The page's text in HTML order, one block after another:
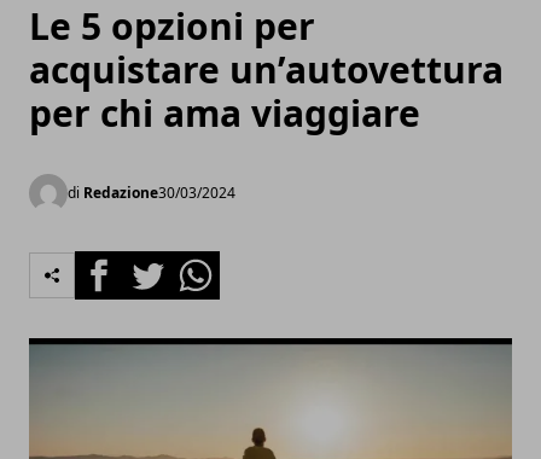
Le 5 opzioni per
acquistare un’autovettura
per chi ama viaggiare
di Redazione30/03/2024
FacebookTwitterWhatsapp